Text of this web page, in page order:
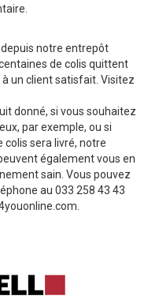
notre entrepôt
de colis quittent
un client satisfait. Visitez
donné, si vous souhaitez
par exemple, ou si
colis sera livré, notre
également vous en
sain. Vous pouvez
au 033 258 43 43